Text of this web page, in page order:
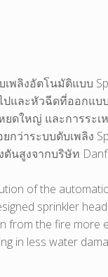
ลิงอัตโนมัติแบบ
ปและหัวฉีดที่ออ
หญ่ และการระเ
าระบบดับเพลิง
นสูงจากบริษัท
of the
sprinkler
the fire
in less water